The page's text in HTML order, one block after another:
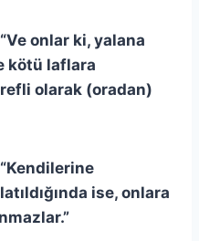
onlar ki, yalana
kötü laflara
olarak (oradan)
ise, onlara